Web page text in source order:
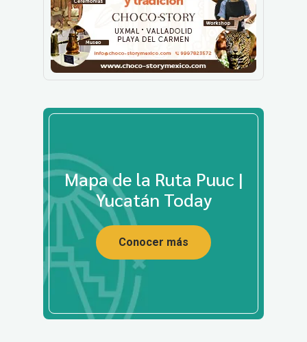
Mapa de la Ruta Puuc |
Yucatán Today
Conocer más